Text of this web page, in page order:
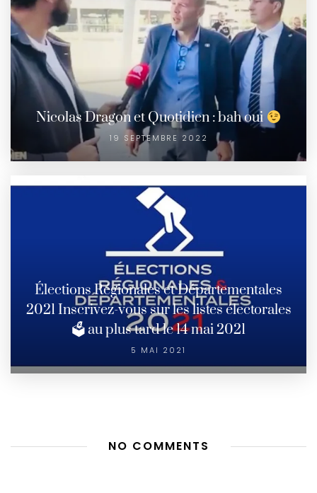
Nicolas Dragon et Quotidien : bah oui
19 SEPTEMBRE 2022
Élections Régionales et Départementales
2021 Inscrivez-vous sur les listes électorales
🗳 au plus tard le 14 mai 2021
5 MAI 2021
NO COMMENTS